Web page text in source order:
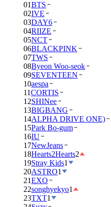
01BTS
02IVE
03DAY6
04RIIZE
05NCT
06BLACKPINK
07TWS
08Byeon Woo-seok
09SEVENTEEN
10aespa
11CORTIS
12SHINee
13BIGBANG
14ALPHA DRIVE ONE)
15Park Bo-gum
16IU
17NewJeans
18Hearts2Hearts2
19Stray Kids1
20ASTRO1
21EXO
22songhyekyo1
23TXT1